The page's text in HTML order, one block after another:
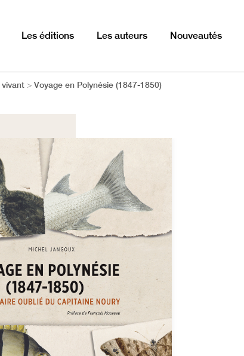
Les éditions Les auteurs Nouveautés
Voyage en Polynésie (1847-1850)